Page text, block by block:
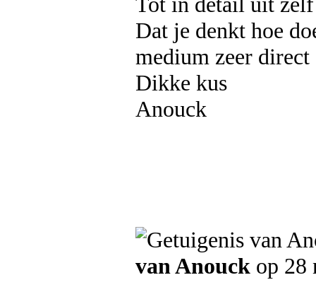
Dat je denkt hoe
medium zeer
Dikke kus
Anouck
van Anouck op 28